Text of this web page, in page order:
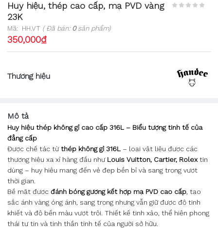
Huy hiệu, thép cao cấp, mạ PVD vàng
23K
Mã: HH.VT ( Đã bán: 0sản phẩm)
350,000₫
Thương hiệu
Mô tả
Huy hiệu thép không gỉ cao cấp 316L – Biểu tượng tinh tế của
đẳng cấp
Được chế tác từthép không gỉ 316L – loại vật liệu được các
thương hiệu xa xỉ hàng đầu như Louis Vuitton, Cartier, Rolextin
dùng – huy hiệu mang đến vẻ đẹp bền bỉ và sang trọng vượt
thời gian.
Bề mặt được đánh bóng gương kết hợp mạ PVD cao cấp, tạo
sắc ánh vàng óng ánh, sang trọng nhưng vẫn giữ được độ tinh
khiết và độ bền màu vượt trội. Thiết kế tinh xảo, thể hiện phong
thái tự tin và tinh thần tinh tế của người sở hữu.